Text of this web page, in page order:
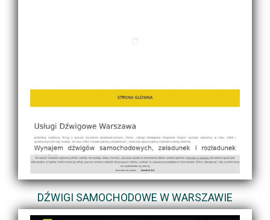
DŹWIGI SAMOCHODOWE W WARSZAWIE